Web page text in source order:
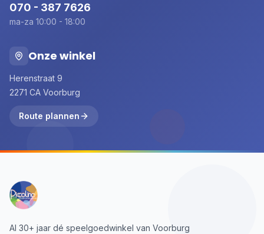
070 - 387 7626
ma-za 10:00 - 18:00
Onze winkel
Herenstraat 9
2271 CA Voorburg
Route plannen
Al 30+ jaar dé speelgoedwinkel van Voorburg